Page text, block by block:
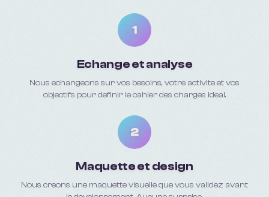
1
Echange et analyse
Nous echangeons sur vos besoins, votre activite et vos
objectifs pour definir le cahier des charges ideal.
2
Maquette et design
Nous creons une maquette visuelle que vous validez avant